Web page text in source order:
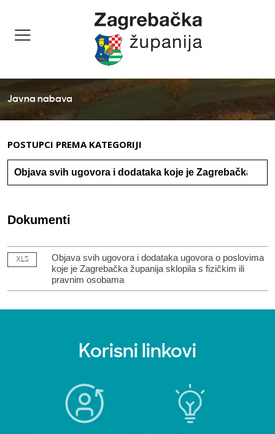
Javna nabava
POSTUPCI PREMA KATEGORIJI
Dokumenti
XLS
Objava svih ugovora i dodataka ugovora o poslovima
koje je Zagrebačka županija sklopila s fizičkim ili
pravnim osobama
Korisni linkovi